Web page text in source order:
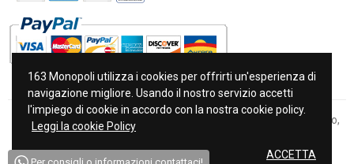
Copyright © 2022 163 di Antonia Napoletano Piazza Milite Ignoto,
11/A-B 70043 Monopoli P.Iva 06392060726
163 Monopoli utilizza i cookies per offrirti un'esperienza di
navigazione migliore. Usando il nostro servizio accetti
l'impiego di cookie in accordo con la nostra cookie policy.
Leggi la cookie Policy
ACCETTA